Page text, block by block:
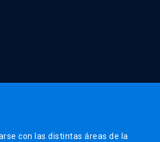
con las distintas áreas de la